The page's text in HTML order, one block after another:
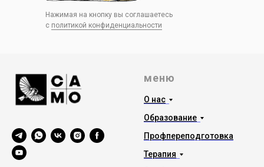
Нажимая на кнопку вы соглашаетесь
с политикой конфиденциальности
меню
О нас
Образование
Профпереподготовка
Терапия